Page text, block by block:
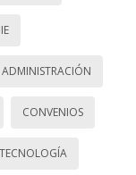
IIE
ADMINISTRACIÓN
CONVENIOS